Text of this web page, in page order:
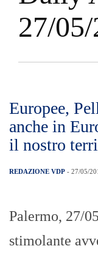
27/
Europee,
anche in
il nostro
REDAZIONE VDP - 27/05/
Palermo, 27/
stimolante